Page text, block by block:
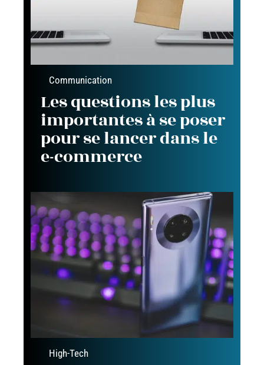
Communication
Les questions les plus
importantes à se poser
pour se lancer dans le
e-commerce
High-Tech